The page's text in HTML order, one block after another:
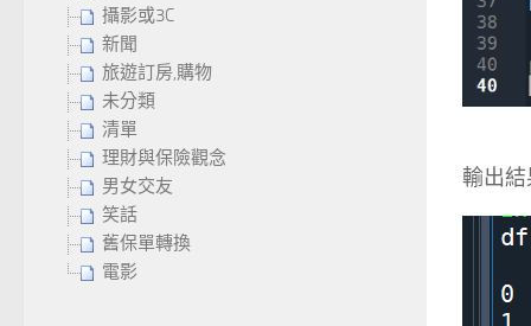
輸出結
攝影或3C
新聞
旅遊訂房,購物
未分類
清單
理財與保險觀念
男女交友
笑話
舊保單轉換
電影